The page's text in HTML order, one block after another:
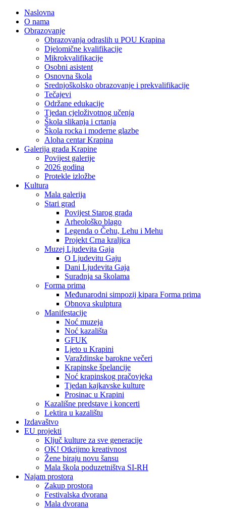
Naslovna
O nama
Obrazovanje
Obrazovanja odraslih u POU Krapina
Djelomične kvalifikacije
Mikrokvalifikacije
Osobni asistent
Osnovna škola
Srednjoškolsko obrazovanje i prekvalifikacije
Tečajevi
Održane edukacije
Tjedan cjeloživotnog učenja
Škola slikanja i crtanja
Škola rocka i moderne glazbe
Aloha centar Krapina
Galerija grada Krapine
Povijest galerije
2026 godina
Protekle izložbe
Kultura
Mala galerija
Stari grad
Povijest Starog grada
Arheološko blago
Legenda o Čehu, Lehu i Mehu
Projekt Crna kraljica
Muzej Ljudevita Gaja
O Ljudevitu Gaju
Dani Ljudevita Gaja
Suradnja sa školama
Forma prima
Međunarodni simpozij kipara Forma prima
Obnova skulptura
Manifestacije
Noć muzeja
Noć kazališta
GFUK
Ljeto u Krapini
Varaždinske barokne večeri
Krapinske špelancije
Noć krapinskog pračovjeka
Tjedan kajkavske kulture
Prosinac u Krapini
Kazališne predstave i koncerti
Lektira u kazalištu
Izdavaštvo
EU projekti
Ključ kulture za sve generacije
OK! Otkrijmo kreativnost
Žene biraju novu šansu
Mala škola poduzetništva SI-RH
Najam prostora
Zakup prostora
Festivalska dvorana
Mala dvorana